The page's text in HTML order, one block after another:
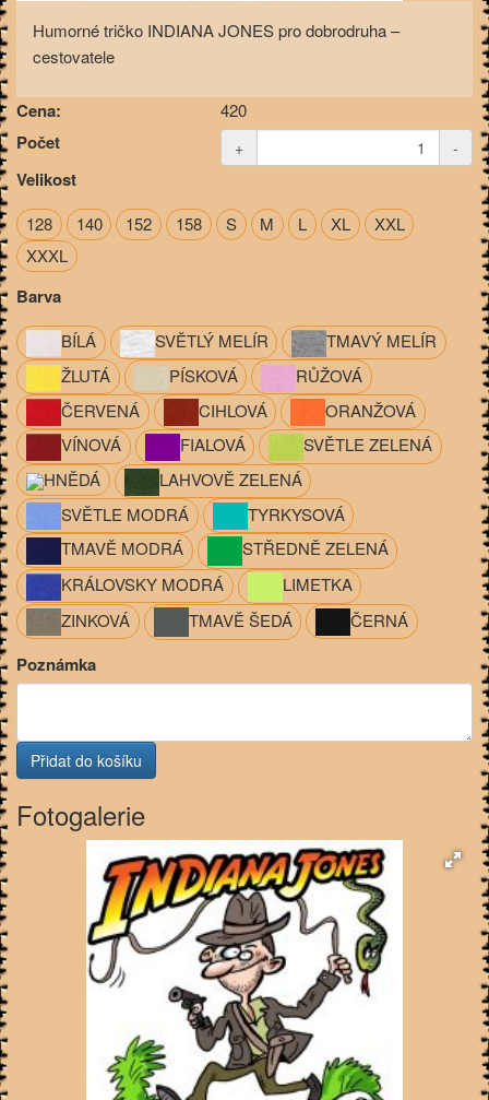
Humorné tričko INDIANA JONES pro dobrodruha –
cestovatele
Cena: 420
Počet + -
Velikost
128 140 152 158 S M L XL
XXL
XXXL
Barva
BÍLÁ SVĚTLÝ MELÍR
TMAVÝ MELÍR
ŽLUTÁ
PÍSKOVÁ
RŮŽOVÁ
ČERVENÁ
CIHLOVÁ
ORANŽOVÁ
VÍNOVÁ
FIALOVÁ
SVĚTLE ZELENÁ
HNĚDÁ
LAHVOVĚ ZELENÁ
SVĚTLE MODRÁ
TYRKYSOVÁ
TMAVĚ MODRÁ
STŘEDNĚ ZELENÁ
KRÁLOVSKY MODRÁ
LIMETKA
ZINKOVÁ
TMAVĚ ŠEDÁ ČERNÁ
Poznámka
Fotogalerie